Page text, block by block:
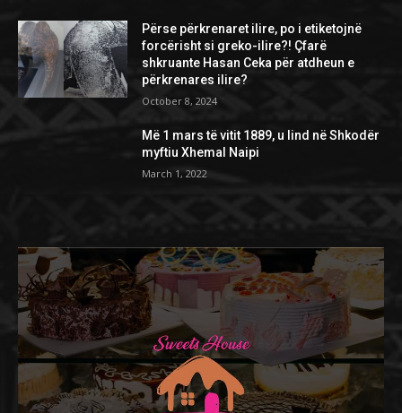
Përse përkrenaret ilire, po i etiketojnë
forcërisht si greko-ilire?! Çfarë
shkruante Hasan Ceka për atdheun e
përkrenares ilire?
October 8, 2024
Më 1 mars të vitit 1889, u lind në Shkodër
myftiu Xhemal Naipi
March 1, 2022